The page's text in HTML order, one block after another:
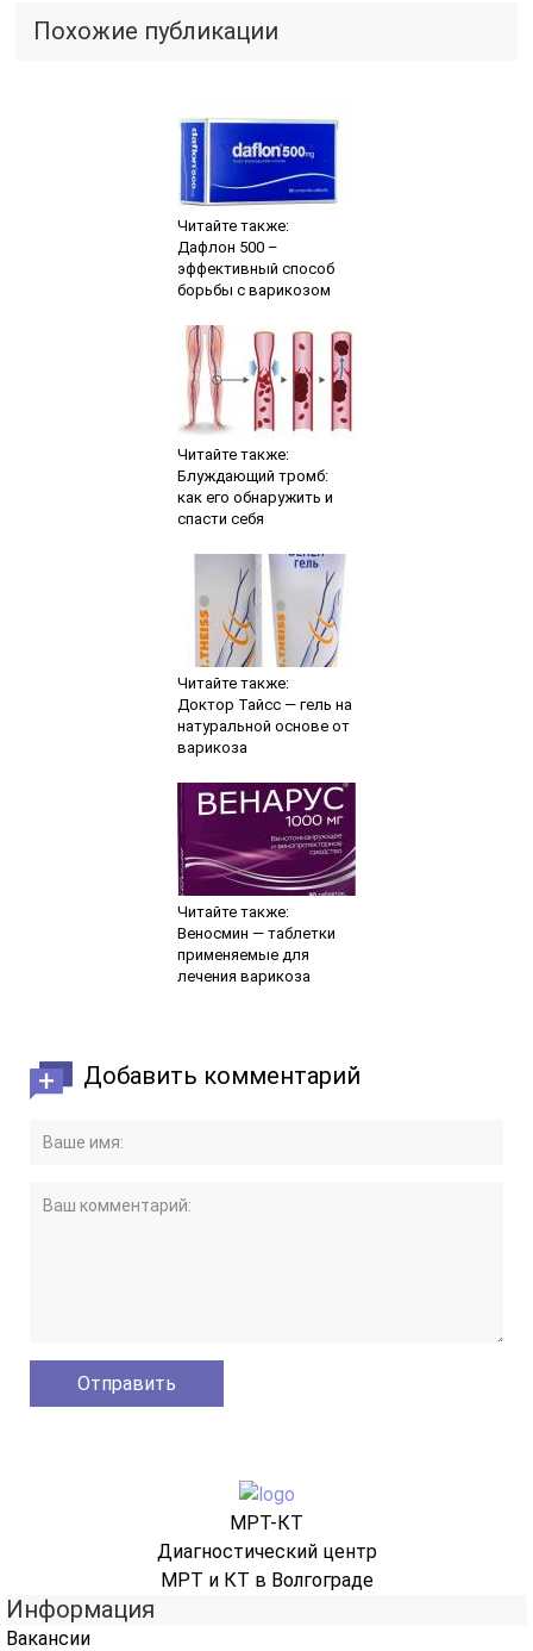
Похожие публикации
Читайте также:
Дафлон 500 –
эффективный способ
борьбы с варикозом
Читайте также:
Блуждающий тромб:
как его обнаружить и
спасти себя
Читайте также:
Доктор Тайсс — гель на
натуральной основе от
варикоза
Читайте также:
Веносмин — таблетки
применяемые для
лечения варикоза
Добавить комментарий
МРТ-КТ
Диагностический центр
МРТ и КТ в Волгограде
Информация
Вакансии